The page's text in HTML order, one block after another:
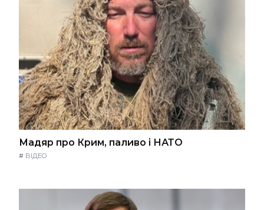
Мадяр про Крим, паливо і НАТО
# ВІДЕО